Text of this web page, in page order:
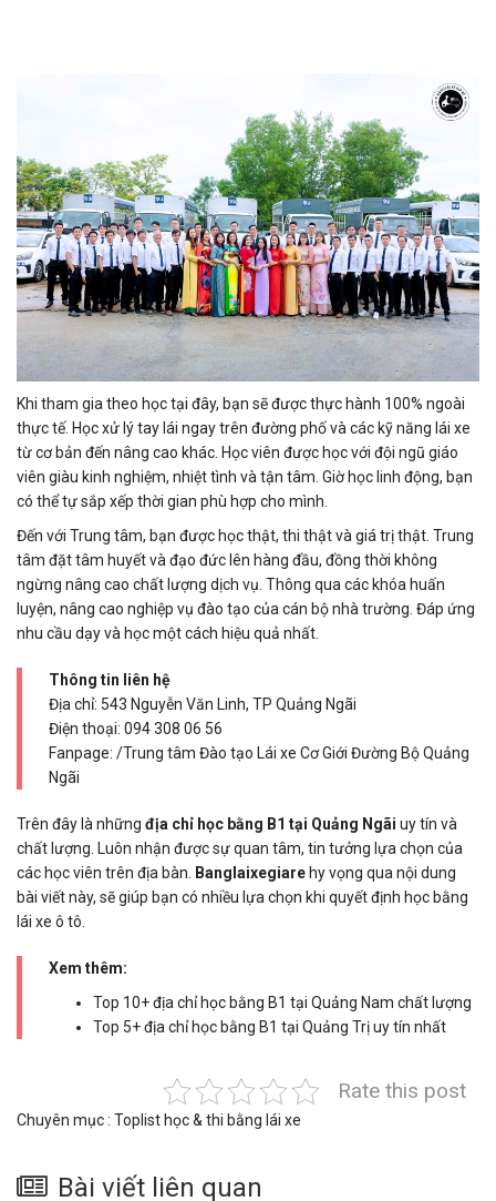
Khi tham gia theo học tại đây, bạn sẽ được thực hành 100% ngoài
thực tế. Học xử lý tay lái ngay trên đường phố và các kỹ năng lái xe
từ cơ bản đến nâng cao khác. Học viên được học với đội ngũ giáo
viên giàu kinh nghiệm, nhiệt tình và tận tâm. Giờ học linh động, bạn
có thể tự sắp xếp thời gian phù hợp cho mình.
Đến với Trung tâm, bạn được học thật, thi thật và giá trị thật. Trung
tâm đặt tâm huyết và đạo đức lên hàng đầu, đồng thời không
ngừng nâng cao chất lượng dịch vụ. Thông qua các khóa huấn
luyện, nâng cao nghiệp vụ đào tạo của cán bộ nhà trường. Đáp ứng
nhu cầu dạy và học một cách hiệu quả nhất.
Thông tin liên hệ
Địa chỉ: 543 Nguyễn Văn Linh, TP Quảng Ngãi
Điện thoại: 094 308 06 56
Fanpage: /Trung tâm Đào tạo Lái xe Cơ Giới Đường Bộ Quảng
Ngãi
Trên đây là những địa chỉ học bằng B1 tại Quảng Ngãi uy tín và
chất lượng. Luôn nhận được sự quan tâm, tin tưởng lựa chọn của
các học viên trên địa bàn. Banglaixegiare hy vọng qua nội dung
bài viết này, sẽ giúp bạn có nhiều lựa chọn khi quyết định học bằng
lái xe ô tô.
Xem thêm:
Top 10+ địa chỉ học bằng B1 tại Quảng Nam chất lượng
Top 5+ địa chỉ học bằng B1 tại Quảng Trị uy tín nhất
Rate this post
Chuyên mục : Toplist học & thi bằng lái xe
Bài viết liên quan